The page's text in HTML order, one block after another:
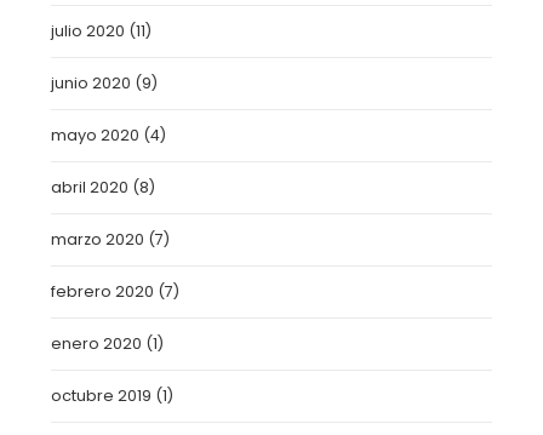
julio 2020 (11)
junio 2020 (9)
mayo 2020 (4)
abril 2020 (8)
marzo 2020 (7)
febrero 2020 (7)
enero 2020 (1)
octubre 2019 (1)